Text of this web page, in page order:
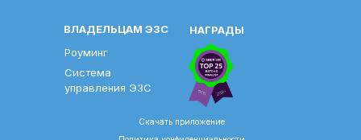
Скачать приложение
Роуминг
Система
управления ЭЗС
ВЛАДЕЛЬЦАМ ЭЗС НАГРАДЫ